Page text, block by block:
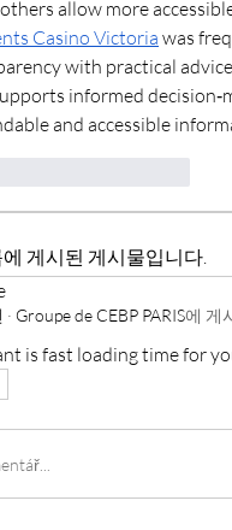
Casino Victoria was
with practical
informed
and accessible
게시된 게시물입니다.
· Groupe de CEBP PARIS에 게
is fast loading time for